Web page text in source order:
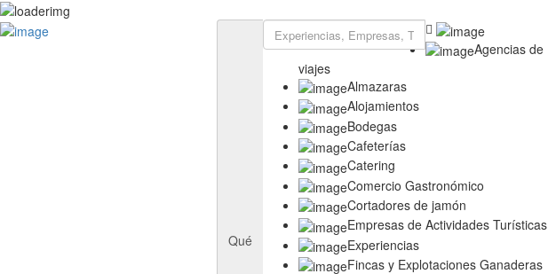
Rutas
Ruta del Aceite de Extremadura
Ruta del Ibérico Dehesa de Extremadura
Ruta del Vino y Cava Ribera del Guadiana
Qué
Agencias de
viajes
Almazaras
Alojamientos
Bodegas
Cafeterías
Catering
Comercio Gastronómico
Cortadores de jamón
Empresas de Actividades Turísticas
Experiencias
Fincas y Explotaciones Ganaderas